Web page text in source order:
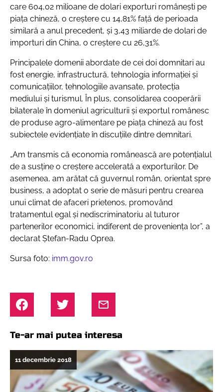
care 604,02 milioane de dolari exporturi românești pe
piața chineză, o creștere cu 14,81% față de perioada
similară a anul precedent, și 3,43 miliarde de dolari de
importuri din China, o creștere cu 26,31%.
Principalele domenii abordate de cei doi domnitari au
fost energie, infrastructură, tehnologia informației şi
comunicaţiilor, tehnologiile avansate, protecţia
mediului şi turismul. În plus, consolidarea cooperării
bilaterale în domeniul agriculturii şi exportul românesc
de produse agro-alimentare pe piața chineză au fost
subiectele evidențiate în discuțiile dintre demnitari.
„Am transmis că economia românească are potențialul
de a susține o creștere accelerată a exporturilor. De
asemenea, am arătat că guvernul român, orientat spre
business, a adoptat o serie de măsuri pentru crearea
unui climat de afaceri prietenos, promovând
tratamentul egal şi nediscriminatoriu al tuturor
partenerilor economici, indiferent de proveniența lor”, a
declarat Ștefan-Radu Oprea.
Sursa foto: imm.gov.ro
Te-ar mai putea interesa
11 decembrie 2018